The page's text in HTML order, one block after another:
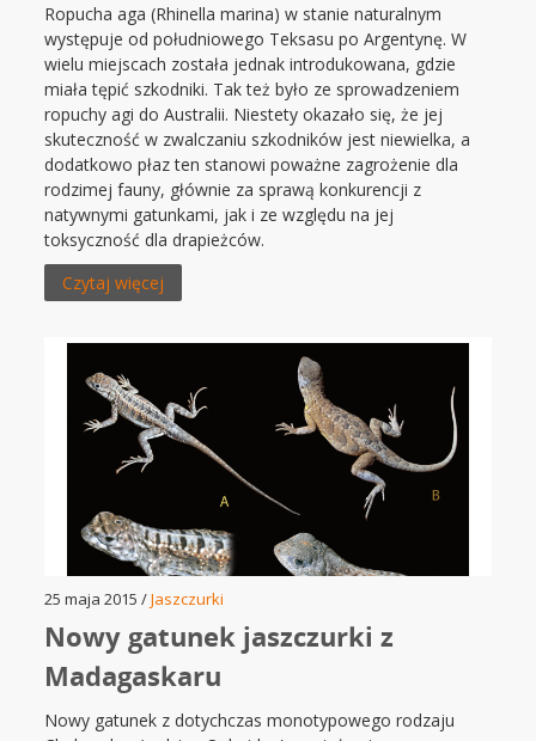
Ropucha aga (Rhinella marina) w stanie naturalnym
występuje od południowego Teksasu po Argentynę. W
wielu miejscach została jednak introdukowana, gdzie
miała tępić szkodniki. Tak też było ze sprowadzeniem
ropuchy agi do Australii. Niestety okazało się, że jej
skuteczność w zwalczaniu szkodników jest niewielka, a
dodatkowo płaz ten stanowi poważne zagrożenie dla
rodzimej fauny, głównie za sprawą konkurencji z
natywnymi gatunkami, jak i ze względu na jej
toksyczność dla drapieżców.
Czytaj więcej
25 maja 2015 /Jaszczurki
Nowy gatunek jaszczurki z
Madagaskaru
Nowy gatunek z dotychczas monotypowego rodzaju